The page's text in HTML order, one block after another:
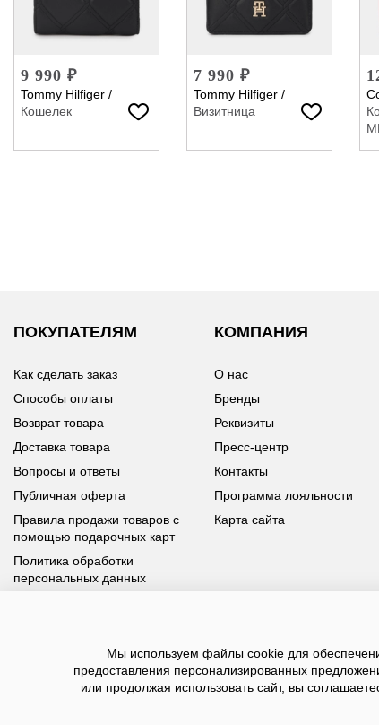
9 990 ₽
Tommy Hilfiger /
Кошелек
7 990 ₽
Tommy Hilfiger /
Визитница
ПОКУПАТЕЛЯМ
Как сделать заказ
Способы оплаты
Возврат товара
Доставка товара
Вопросы и ответы
Публичная оферта
Правила продажи товаров с
помощью подарочных карт
Политика обработки
персональных данных
КОМПАНИЯ
О нас
Бренды
Реквизиты
Пресс-центр
Контакты
Программа лояльности
Карта сайта
У вас возникли вопросы?
Позвоните нам по телефону8 800 100 93 39или заполните
форму, мы обязательно с вами свяжемся
Мы используем файлы cookie для
предоставления персонализированных
или продолжая использовать сайт, вы